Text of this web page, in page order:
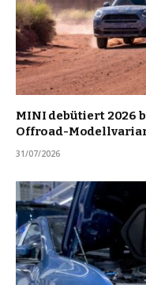
MINI debütiert 2026
Offroad-
31/07/2026